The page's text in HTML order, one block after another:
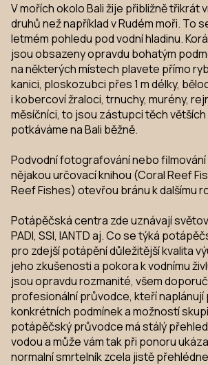
V mořích okolo Bali žije přibližně třikrát
druhů než například v Rudém moři. To
letmém pohledu pod vodní hladinu.
jsou obsazeny opravdu bohatým
na některých místech plavete přímo
kanici, ploskozubci přes 1 m délky,
i kobercoví žraloci, trnuchy, murény,
měsíčníci, to jsou zástupci těch
potkáváme na Bali běžně.
Podvodní fotografování nebo
nějakou určovací knihou (Coral Reef
Reef Fishes) otevřou bránu k dalšímu
Potápěčská centra zde uznávají
PADI, SSI, IANTD aj. Co se týká
pro zdejší potápění důležitější kvalita
jeho zkušenosti a pokora k vodnímu
jsou opravdu rozmanité, všem
profesionální průvodce, kteří naplánují
konkrétních podmínek a možností
potápěčský průvodce má stálý
vodou a může vám tak při ponoru
normalní smrtelník zcela jistě